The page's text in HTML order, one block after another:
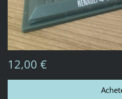
12,00 €